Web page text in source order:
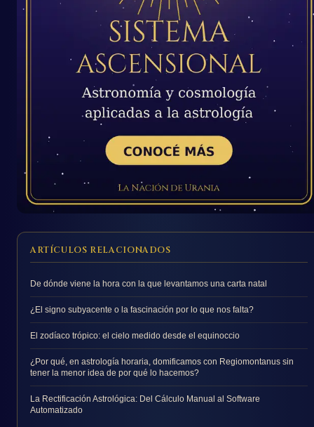
ARTÍCULOS RELACIONADOS
De dónde viene la hora con la que levantamos una carta natal
¿El signo subyacente o la fascinación por lo que nos falta?
El zodíaco trópico: el cielo medido desde el equinoccio
¿Por qué, en astrología horaria, domificamos con Regiomontanus sin
tener la menor idea de por qué lo hacemos?
La Rectificación Astrológica: Del Cálculo Manual al Software
Automatizado